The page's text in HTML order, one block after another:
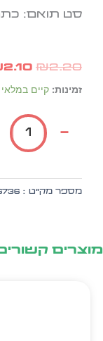
סט תואם:
₪2.20
₪2.20.
₪2.10
זמינות: קיים במלאי
כמות
שקית
צבעונית
ואיכותית
הולדת
דגם
מספר מק״ט :26736
קשורים